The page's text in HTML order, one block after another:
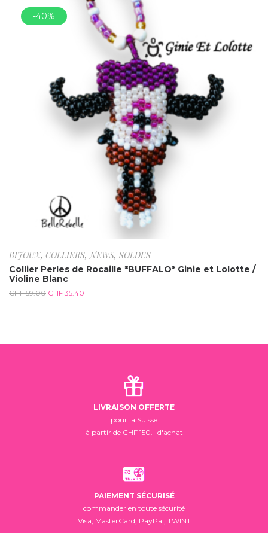
-40%
BIJOUX, COLLIERS,NEWS, SOLDES
Collier Perles de Rocaille *BUFFALO* Ginie et Lolotte /
Violine Blanc
CHF59.00 CHF 35.40
LIVRAISON OFFERTE
pour la Suisse
à partir de CHF 150.- d'achat
PAIEMENT SÉCURISÉ
commander en toute sécurité
Visa, MasterCard, PayPal, TWINT